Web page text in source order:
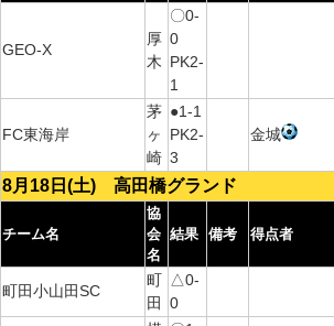
GEO-X
厚
木
〇0-
0
PK2-
1
FC東海岸
茅
ヶ
崎
●1-1
PK2-
3
金城
8月18日(土) 高田橋グランド
チーム名
協
会
名
結果 備考 得点者
町田小山田SC
町
田
△0-
0